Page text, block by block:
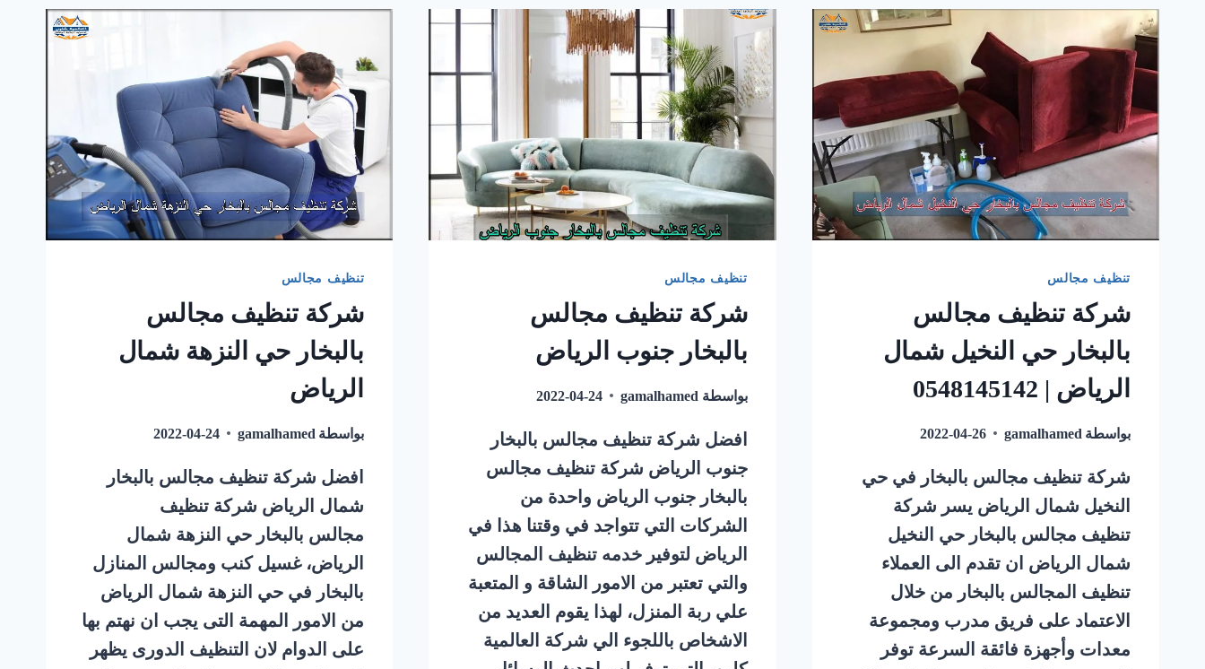
حي
شرق
0548145142
الروضة
شرق
الرياض
0548145142
حي
الملك
فيصل
شرق
الرياض
|
0548145142
تنظيف مجالس
شركة تنظيف مجالس
بالبخار حي النخيل شمال
الرياض | 0548145142
بواسطة gamalhamed
2022-04-26
شركة تنظيف مجالس بالبخار في حي
النخيل شمال الرياض يسر شركة
تنظيف مجالس بالبخار حي النخيل
شمال الرياض ان تقدم الى العملاء
تنظيف المجالس بالبخار من خلال
الاعتماد على فريق مدرب ومجموعة
معدات وأجهزة فائقة السرعة توفر
تنظيف مجالس
شركة تنظيف مجالس
بالبخار جنوب الرياض
بواسطة gamalhamed
2022-04-24
افضل شركة تنظيف مجالس بالبخار
جنوب الرياض شركة تنظيف مجالس
بالبخار جنوب الرياض واحدة من
الشركات التي تتواجد في وقتنا هذا في
الرياض لتوفير خدمه تنظيف المجالس
والتي تعتبر من الامور الشاقة و المتعبة
علي ربة المنزل، لهذا يقوم العديد من
الاشخاص باللجوء الي شركة العالمية
تنظيف مجالس
شركة تنظيف مجالس
بالبخار حي النزهة شمال
الرياض
بواسطة gamalhamed
2022-04-24
افضل شركة تنظيف مجالس بالبخار
شمال الرياض شركة تنظيف
مجالس بالبخار حي النزهة شمال
الرياض، غسيل كنب ومجالس المنازل
بالبخار في حي النزهة شمال الرياض
من الامور المهمة التى يجب ان نهتم بها
على الدوام لان التنظيف الدورى يظهر